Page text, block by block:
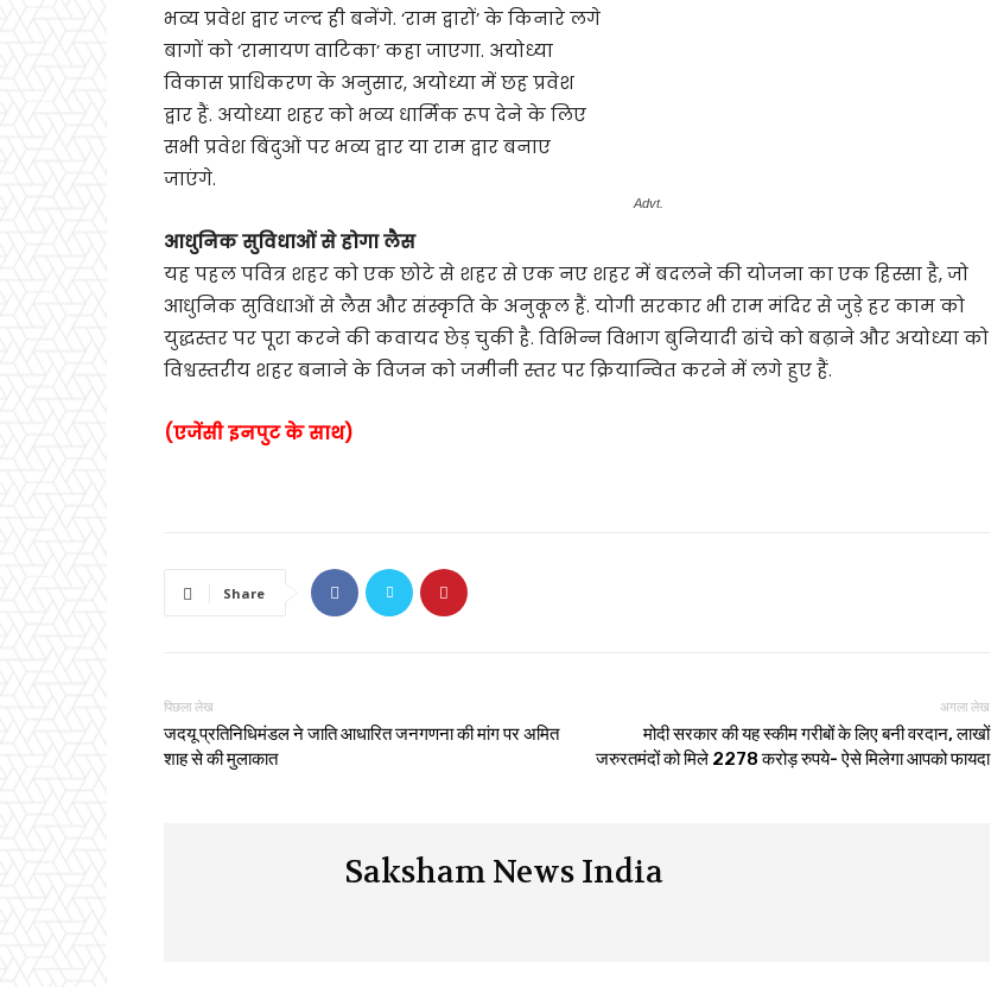
Advt.
भव्य प्रवेश द्वार जल्द ही बनेंगे. ‘राम द्वारों’ के किनारे लगे
बागों को ‘रामायण वाटिका’ कहा जाएगा. अयोध्या
विकास प्राधिकरण के अनुसार, अयोध्या में छह प्रवेश
द्वार हैं. अयोध्या शहर को भव्य धार्मिक रूप देने के लिए
सभी प्रवेश बिंदुओं पर भव्य द्वार या राम द्वार बनाए
जाएंगे.
आधुनिक सुविधाओं से होगा लैस
यह पहल पवित्र शहर को एक छोटे से शहर से एक नए शहर में बदलने की योजना का एक हिस्सा है, जो
आधुनिक सुविधाओं से लैस और संस्कृति के अनुकूल हैं. योगी सरकार भी राम मंदिर से जुड़े हर काम को
युद्धस्तर पर पूरा करने की कवायद छेड़ चुकी है. विभिन्न विभाग बुनियादी ढांचे को बढ़ाने और अयोध्या को
विश्वस्तरीय शहर बनाने के विजन को जमीनी स्तर पर क्रियान्वित करने में लगे हुए हैं.
(एजेंसी इनपुट के साथ)
Share
पिछला लेख
जदयू प्रतिनिधिमंडल ने जाति आधारित जनगणना की मांग पर अमित
शाह से की मुलाकात
अगला लेख
मोदी सरकार की यह स्कीम गरीबों के लिए बनी वरदान, लाखों
जरुरतमंदों को मिले 2278 करोड़ रुपये- ऐसे मिलेगा आपको फायदा
Saksham News India